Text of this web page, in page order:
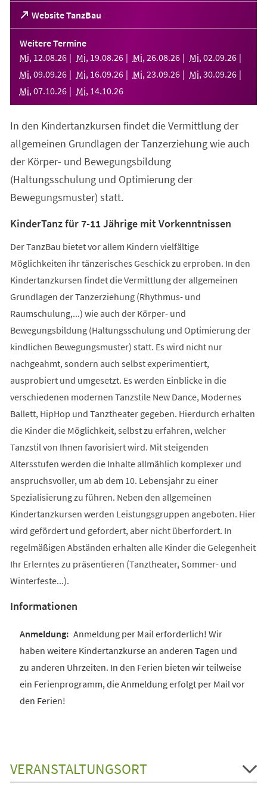
Website TanzBau
(Öffnet
in
einem
neuen
Tab)
Weitere Termine
Mi, 12.08.26 Mi, 19.08.26 Mi, 26.08.26 Mi, 02.09.26
Mi, 09.09.26 Mi, 16.09.26 Mi, 23.09.26 Mi, 30.09.26
Mi, 07.10.26 Mi, 14.10.26
In den Kindertanzkursen findet die Vermittlung der
allgemeinen Grundlagen der Tanzerziehung wie auch
der Körper- und Bewegungsbildung
(Haltungsschulung und Optimierung der
Bewegungsmuster) statt.
KinderTanz für 7-11 Jährige mit Vorkenntnissen
Der TanzBau bietet vor allem Kindern vielfältige
Möglichkeiten ihr tänzerisches Geschick zu erproben. In den
Kindertanzkursen findet die Vermittlung der allgemeinen
Grundlagen der Tanzerziehung (Rhythmus- und
Raumschulung,...) wie auch der Körper- und
Bewegungsbildung (Haltungsschulung und Optimierung der
kindlichen Bewegungsmuster) statt. Es wird nicht nur
nachgeahmt, sondern auch selbst experimentiert,
ausprobiert und umgesetzt. Es werden Einblicke in die
verschiedenen modernen Tanzstile New Dance, Modernes
Ballett, HipHop und Tanztheater gegeben. Hierdurch erhalten
die Kinder die Möglichkeit, selbst zu erfahren, welcher
Tanzstil von Ihnen favorisiert wird. Mit steigenden
Altersstufen werden die Inhalte allmählich komplexer und
anspruchsvoller, um ab dem 10. Lebensjahr zu einer
Spezialisierung zu führen. Neben den allgemeinen
Kindertanzkursen werden Leistungsgruppen angeboten. Hier
wird gefördert und gefordert, aber nicht überfordert. In
regelmäßigen Abständen erhalten alle Kinder die Gelegenheit
Ihr Erlerntes zu präsentieren (Tanztheater, Sommer- und
Winterfeste...).
Informationen
Anmeldung per Mail erforderlich! Wir
haben weitere Kindertanzkurse an anderen Tagen und
zu anderen Uhrzeiten. In den Ferien bieten wir teilweise
ein Ferienprogramm, die Anmeldung erfolgt per Mail vor
den Ferien!
VERANSTALTUNGSORT